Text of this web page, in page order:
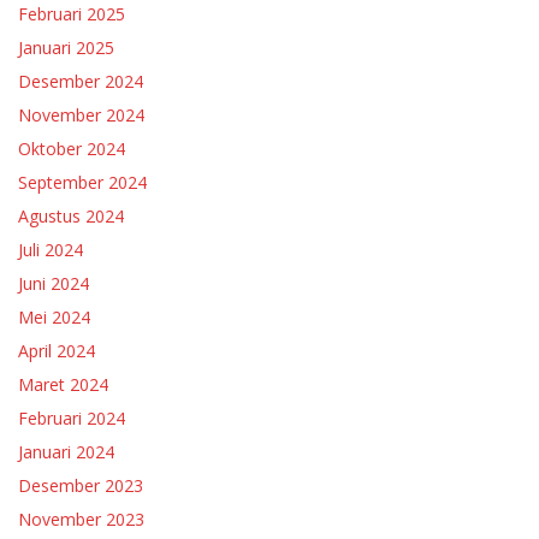
Februari 2025
Januari 2025
Desember 2024
November 2024
Oktober 2024
September 2024
Agustus 2024
Juli 2024
Juni 2024
Mei 2024
April 2024
Maret 2024
Februari 2024
Januari 2024
Desember 2023
November 2023